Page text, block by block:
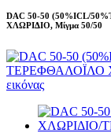
DAC 50-50 (50%ICL/
ΧΛΩΡΙΔΙΟ, Μίγμα 50/50